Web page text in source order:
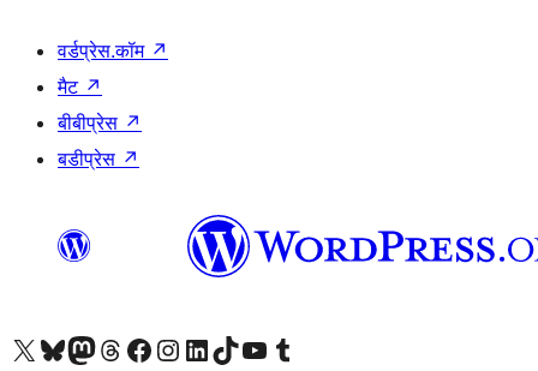
वर्डप्रेस.कॉम ↗
मैट ↗
बीबीप्रेस ↗
बडीप्रेस ↗
Visit our X (formerly Twitter) account
हमारे बलुस्की खाते पर जाएँVisit our Mastodon account
हमारे थ्रेड्स अकाउंट पर जाएंहमारे फेसबुक पेज पर जाएँहमारे इंस्टाग्राम अकाउंट पर जाएंहमारे लिंक्डइन खाते पर जाएँहमारे टिकटॉक खाते पर जाएँहमारे यूट्यूब चैनल पर जाएंहमारे Tumblr खाते पर जाएँ